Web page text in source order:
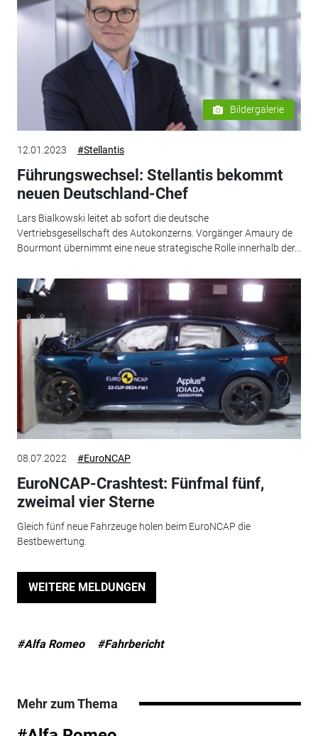
Bildergalerie
12.01.2023 #Stellantis
Führungswechsel: Stellantis bekommt
neuen Deutschland-Chef
Lars Bialkowski leitet ab sofort die deutsche
Vertriebsgesellschaft des Autokonzerns. Vorgänger Amaury de
Bourmont übernimmt eine neue strategische Rolle innerhalb der...
08.07.2022 #EuroNCAP
EuroNCAP-Crashtest: Fünfmal fünf,
zweimal vier Sterne
Gleich fünf neue Fahrzeuge holen beim EuroNCAP die
Bestbewertung.
WEITERE MELDUNGEN
#Alfa Romeo #Fahrbericht
Mehr zum Thema